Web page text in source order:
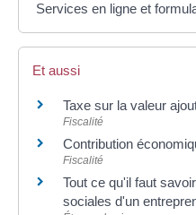
Services en ligne et
Et aussi
Taxe sur la valeur
Fiscalité
Contribution
Fiscalité
Tout ce qu'il faut
sociales d'un